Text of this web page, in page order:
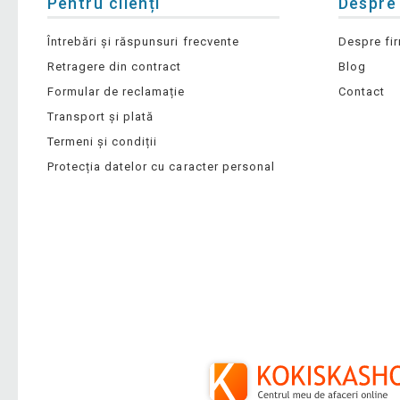
Întrebări și răspunsuri frecvente
Retragere din contract
Formular de reclamație
Transport și plată
Termeni și condiții
Protecția datelor cu caracter personal
Despre
Blog
Contact